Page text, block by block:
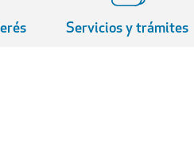
Servicios y trámites